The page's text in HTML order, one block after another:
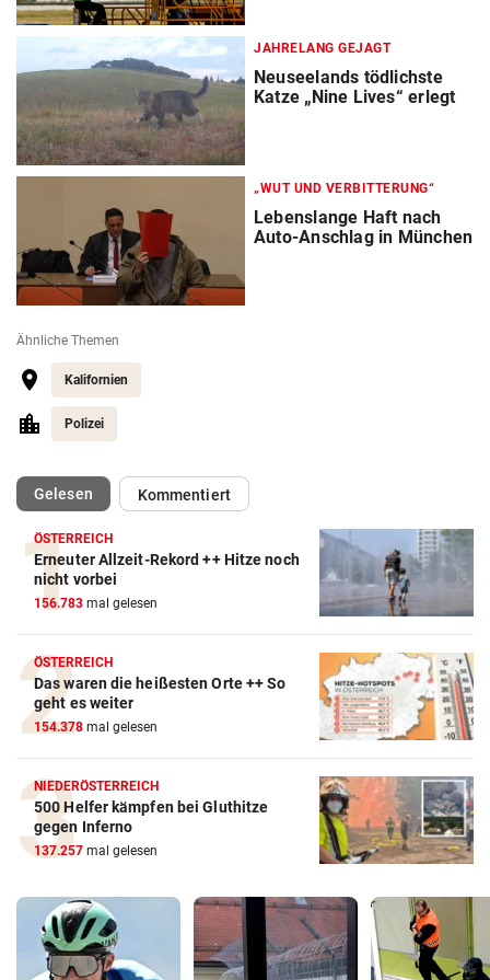
JAHRELANG GEJAGT
Neuseelands tödlichste
Katze „Nine Lives“ erlegt
„WUT UND VERBITTERUNG“
Lebenslange Haft nach
Auto-Anschlag in München
Ähnliche Themen
Kalifornien
Polizei
Gelesen(ausgewählt)Kommentiert
ÖSTERREICH
Erneuter Allzeit-Rekord ++ Hitze noch
nicht vorbei
156.783 mal gelesen
ÖSTERREICH
Das waren die heißesten Orte ++ So
geht es weiter
154.378 mal gelesen
NIEDERÖSTERREICH
500 Helfer kämpfen bei Gluthitze
gegen Inferno
137.257 mal gelesen